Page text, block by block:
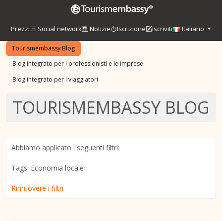
Prezzi Social network Notizie Iscrizione Iscriviti Italiano
Tourismembassy Blog
Blog integrato per i professionisti e le imprese
Blog integrato per i viaggiatori
TOURISMEMBASSY BLOG
Abbiamo applicato i seguenti filtri:
Tags: Economia locale
Rimuovere i filtri